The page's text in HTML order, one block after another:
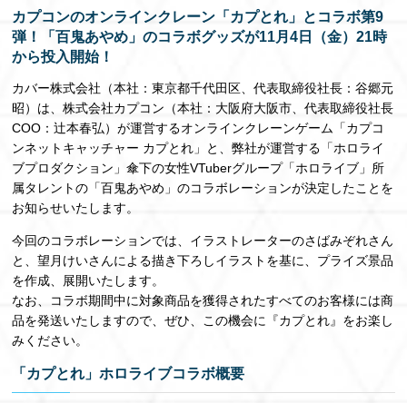
SPECIAL
カプコンのオンラインクレーン「カプとれ」とコラボ第9
弾！「百鬼あやめ」のコラボグッズが11月4日（金）21時
から投入開始！
カバー株式会社（本社：東京都千代田区、代表取締役社長：谷郷元
昭）は、株式会社カプコン（本社：大阪府大阪市、代表取締役社長
COO：辻本春弘）が運営するオンラインクレーンゲーム「カプコ
ンネットキャッチャー カプとれ」と、弊社が運営する「ホロライ
ブプロダクション」傘下の女性VTuberグループ「ホロライブ」所
属タレントの「百鬼あやめ」のコラボレーションが決定したことを
お知らせいたします。
今回のコラボレーションでは、イラストレーターのさばみぞれさん
と、望月けいさんによる描き下ろしイラストを基に、プライズ景品
を作成、展開いたします。
なお、コラボ期間中に対象商品を獲得されたすべてのお客様には商
品を発送いたしますので、ぜひ、この機会に『カプとれ』をお楽し
みください。
「カプとれ」ホロライブコラボ概要